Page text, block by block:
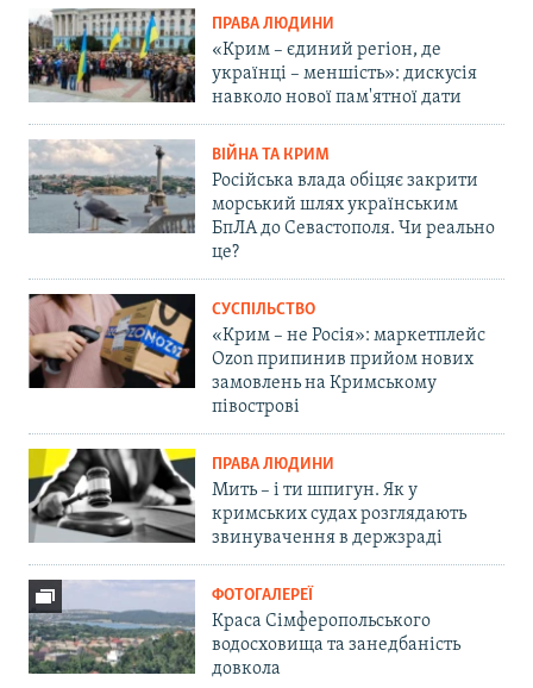
ПРАВА ЛЮДИНИ
«Крим – єдиний регіон, де
українці – меншість»: дискусія
навколо нової пам'ятної дати
ВІЙНА ТА КРИМ
Російська влада обіцяє закрити
морський шлях українським
БпЛА до Севастополя. Чи реально
це?
СУСПІЛЬСТВО
«Крим – не Росія»: маркетплейс
Ozon припинив прийом нових
замовлень на Кримському
півострові
ПРАВА ЛЮДИНИ
Мить – і ти шпигун. Як у
кримських судах розглядають
звинувачення в держзраді
ФОТОГАЛЕРЕЇ
Краса Сімферопольського
водосховища та занедбаність
довкола